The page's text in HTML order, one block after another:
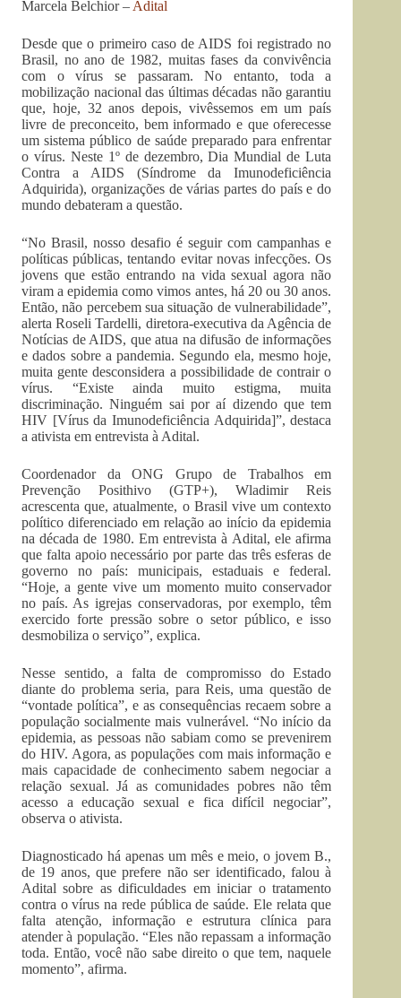
Marcela Belchior – Adital
Desde que o primeiro caso de AIDS foi registrado no
Brasil, no ano de 1982, muitas fases da convivência
com o vírus se passaram. No entanto, toda a
mobilização nacional das últimas décadas não garantiu
que, hoje, 32 anos depois, vivêssemos em um país
livre de preconceito, bem informado e que oferecesse
um sistema público de saúde preparado para enfrentar
o vírus. Neste 1º de dezembro, Dia Mundial de Luta
Contra a AIDS (Síndrome da Imunodeficiência
Adquirida), organizações de várias partes do país e do
mundo debateram a questão.
“No Brasil, nosso desafio é seguir com campanhas e
políticas públicas, tentando evitar novas infecções. Os
jovens que estão entrando na vida sexual agora não
viram a epidemia como vimos antes, há 20 ou 30 anos.
Então, não percebem sua situação de vulnerabilidade”,
alerta Roseli Tardelli, diretora-executiva da Agência de
Notícias de AIDS, que atua na difusão de informações
e dados sobre a pandemia. Segundo ela, mesmo hoje,
muita gente desconsidera a possibilidade de contrair o
vírus. “Existe ainda muito estigma, muita
discriminação. Ninguém sai por aí dizendo que tem
HIV [Vírus da Imunodeficiência Adquirida]”, destaca
a ativista em entrevista à Adital.
Coordenador da ONG Grupo de Trabalhos em
Prevenção Posithivo (GTP+), Wladimir Reis
acrescenta que, atualmente, o Brasil vive um contexto
político diferenciado em relação ao início da epidemia
na década de 1980. Em entrevista à Adital, ele afirma
que falta apoio necessário por parte das três esferas de
governo no país: municipais, estaduais e federal.
“Hoje, a gente vive um momento muito conservador
no país. As igrejas conservadoras, por exemplo, têm
exercido forte pressão sobre o setor público, e isso
desmobiliza o serviço”, explica.
Nesse sentido, a falta de compromisso do Estado
diante do problema seria, para Reis, uma questão de
“vontade política”, e as consequências recaem sobre a
população socialmente mais vulnerável. “No início da
epidemia, as pessoas não sabiam como se prevenirem
do HIV. Agora, as populações com mais informação e
mais capacidade de conhecimento sabem negociar a
relação sexual. Já as comunidades pobres não têm
acesso a educação sexual e fica difícil negociar”,
observa o ativista.
Diagnosticado há apenas um mês e meio, o jovem B.,
de 19 anos, que prefere não ser identificado, falou à
Adital sobre as dificuldades em iniciar o tratamento
contra o vírus na rede pública de saúde. Ele relata que
falta atenção, informação e estrutura clínica para
atender à população. “Eles não repassam a informação
toda. Então, você não sabe direito o que tem, naquele
momento”, afirma.